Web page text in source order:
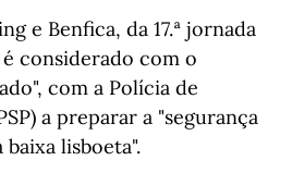
e Benfica, da 17.ª jornada
considerado com o
com a Polícia de
a preparar a "segurança
lisboeta".